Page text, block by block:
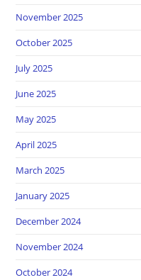
November 2025
October 2025
July 2025
June 2025
May 2025
April 2025
March 2025
January 2025
December 2024
November 2024
October 2024